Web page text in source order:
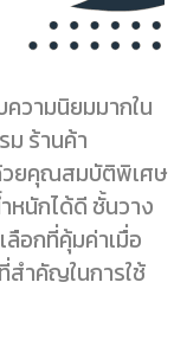
วามนิยมมากใน
ม ร้านค้า
วยคุณสมบัติพิเศษ
หนักได้ดี ชั้นวาง
ลือกที่คุ้มค่าเมื่อ
สำคัญในการใช้